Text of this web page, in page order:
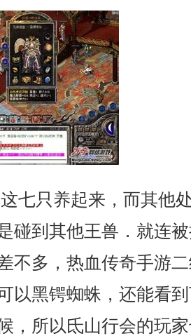
七只养起来，而其他
碰到其他王兽．就连
不多，热血传奇手游
以黑锷蜘蛛，还能看
，所以氐山行会的玩